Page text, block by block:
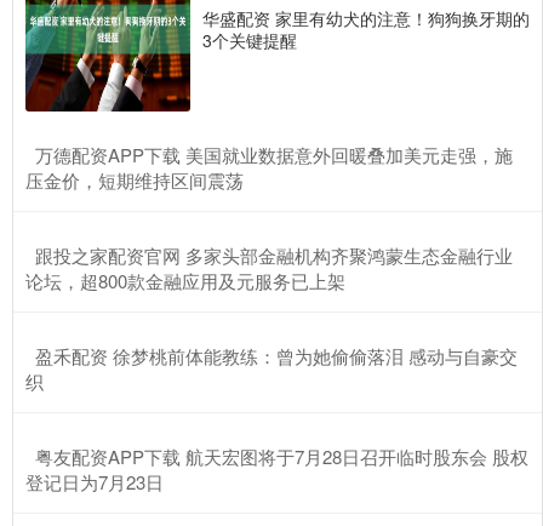
华盛配资 家里有幼犬的注意！狗狗换牙期的
3个关键提醒
​万德配资APP下载 美国就业数据意外回暖叠加美元走强，施
压金价，短期维持区间震荡
​跟投之家配资官网 多家头部金融机构齐聚鸿蒙生态金融行业
论坛，超800款金融应用及元服务已上架
​盈禾配资 徐梦桃前体能教练：曾为她偷偷落泪 感动与自豪交
织
​粤友配资APP下载 航天宏图将于7月28日召开临时股东会 股权
登记日为7月23日